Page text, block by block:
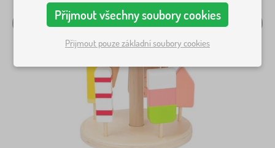
Přijmout všechny soubory cookies
Přijmout pouze základní soubory cookies